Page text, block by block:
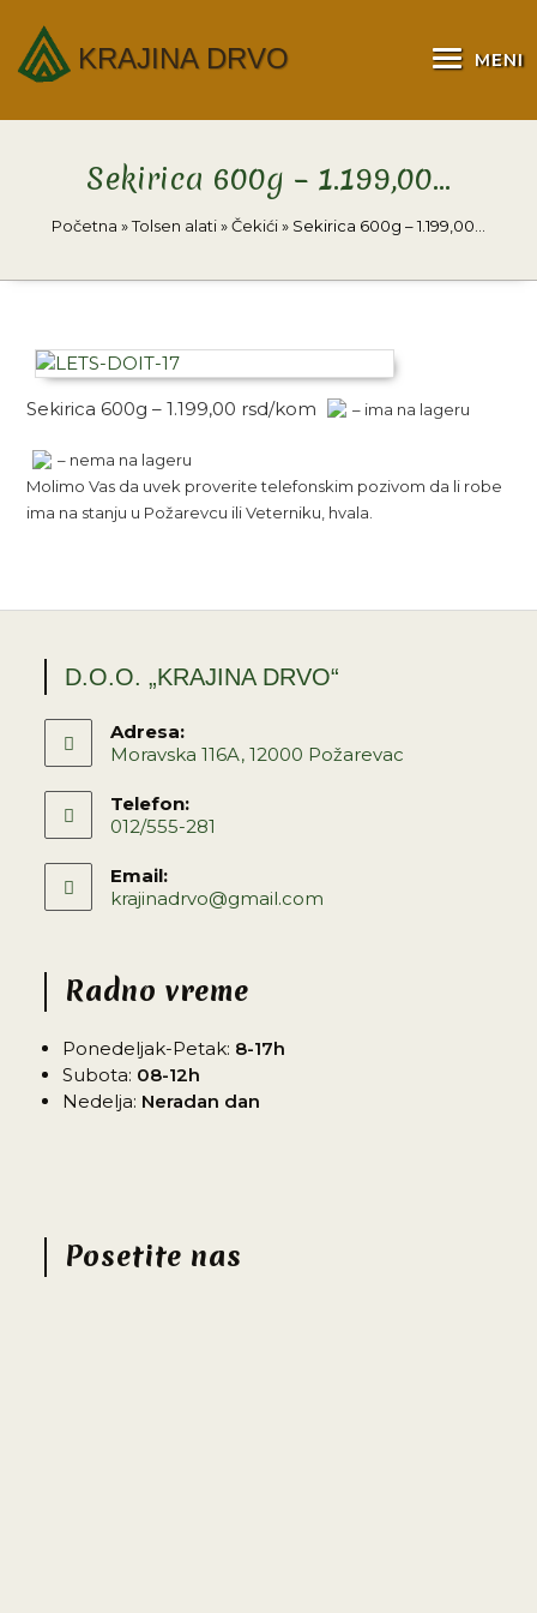
KRAJINA DRVO MENI
Sekirica 600g – 1.199,00…
Početna »Tolsen alati»Čekići» Sekirica 600g – 1.199,00…
Sekirica 600g – 1.199,00 rsd/kom – ima na lageru
– nema na lageru
Molimo Vas da uvek proverite telefonskim pozivom da li robe
ima na stanju u Požarevcu ili Veterniku, hvala.
D.O.O. „KRAJINA DRVO“
Adresa:
Moravska 116A, 12000 Požarevac
Telefon:
012/555-281
Email:
krajinadrvo@gmail.com
Radno vreme
Ponedeljak-Petak: 8-17h
Subota: 08-12h
Nedelja: Neradan dan
Posetite nas